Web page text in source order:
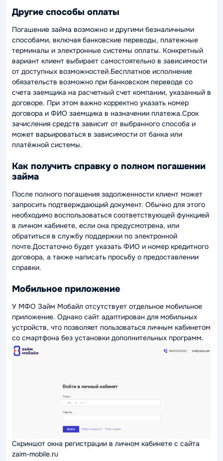
Другие способы оплаты
Погашение займа возможно и другими безналичными
способами, включая банковские переводы, платежные
терминалы и электронные системы оплаты. Конкретный
вариант клиент выбирает самостоятельно в зависимости
от доступных возможностей.Бесплатное исполнение
обязательств возможно при банковском переводе со
счета заемщика на расчетный счет компании, указанный в
договоре. При этом важно корректно указать номер
договора и ФИО заемщика в назначении платежа.Срок
зачисления средств зависит от выбранного способа и
может варьироваться в зависимости от банка или
платёжной системы.
Как получить справку о полном погашении
займа
После полного погашения задолженности клиент может
запросить подтверждающий документ. Обычно для этого
необходимо воспользоваться соответствующей функцией
в личном кабинете, если она предусмотрена, или
обратиться в службу поддержки по электронной
почте.Достаточно будет указать ФИО и номер кредитного
договора, а также написать просьбу о предоставлении
справки.
Мобильное приложение
У МФО Займ Мобайл отсутствует отдельное мобильное
приложение. Однако сайт адаптирован для мобильных
устройств, что позволяет пользоваться личным кабинетом
со смартфона без установки дополнительных программ.
Скриншот окна регистрации в личном кабинете с сайта
zaim-mobile.ru